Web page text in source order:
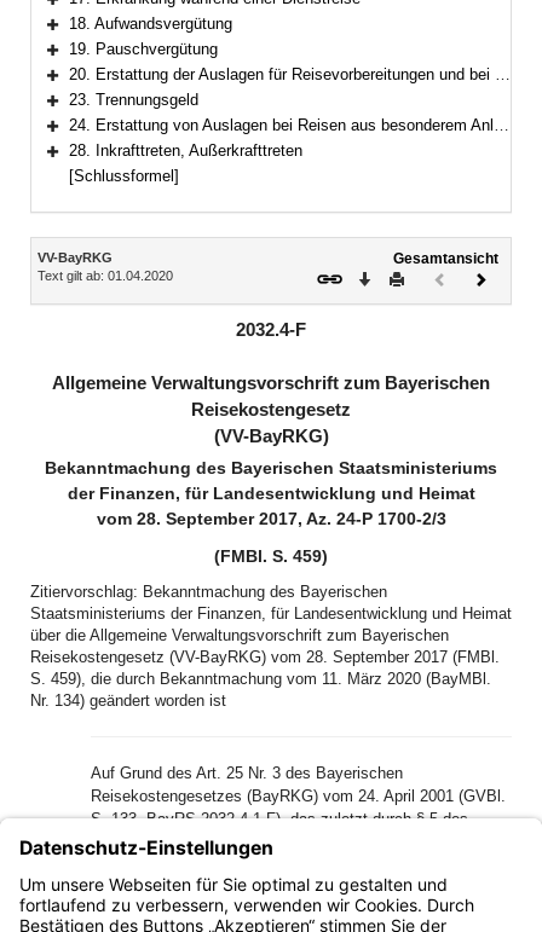
Bereich erweitern
Bereich erweitern
18. Aufwandsvergütung
Bereich erweitern
19. Pauschvergütung
Bereich erweitern
20. Erstattung der Auslagen für Reisevorbereitungen und bei vorzeitiger Beendigung des Dienstgeschäfts
Bereich erweitern
23. Trennungsgeld
Bereich erweitern
24. Erstattung von Auslagen bei Reisen aus besonderem Anlass
Bereich erweitern
28. Inkrafttreten, Außerkrafttreten
[Schlussformel]
Inhalt
VV-BayRKG
Text gilt ab: 01.04.2020
Gesamtansicht
Download
DruckenVorheriges
2032.4-F
Allgemeine Verwaltungsvorschrift zum Bayerischen
Reisekostengesetz
(VV-BayRKG)
Bekanntmachung des Bayerischen Staatsministeriums
der Finanzen, für Landesentwicklung und Heimat
vom 28. September 2017, Az. 24-P 1700-2/3
(FMBl. S. 459)
Zitiervorschlag: Bekanntmachung des Bayerischen
Staatsministeriums der Finanzen, für Landesentwicklung und Heimat
über die Allgemeine Verwaltungsvorschrift zum Bayerischen
Reisekostengesetz (VV-BayRKG) vom 28. September 2017 (FMBl.
S. 459), die durch Bekanntmachung vom 11. März 2020 (BayMBl.
Nr. 134) geändert worden ist
Auf Grund des Art. 25 Nr. 3 des Bayerischen
Reisekostengesetzes (BayRKG) vom 24. April 2001 (GVBl.
S. 133, BayRS 2032-4-1-F), das zuletzt durch § 5 des
Gesetzes vom 13. Dezember 2016 (GVBl. S. 354) geändert
worden ist, erlässt das Bayerische Staatsministerium der
Finanzen, für Landesentwicklung und Heimat folgende
allgemeine Verwaltungsvorschrift: